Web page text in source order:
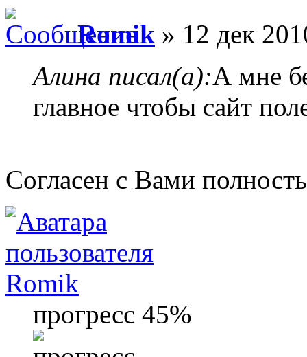
Romik » 12 дек
Алина писал(а):А мне
главное чтобы сайт
Согласен с Вами
Romik
прогресс 45%